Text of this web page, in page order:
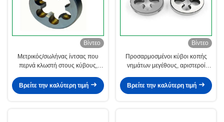
Βίντεο
Μετρικός/σωλήνας ίντσας που
περνά κλωστή στους κύβους,
ίντσας που ντύνεται
Βρείτε την καλύτερη τιμή
Βίντεο
Προσαρμοσμένοι κύβοι κοπής
νημάτων μεγέθους, αριστεροί
εξωτερικών νημάτων
Βρείτε την καλύτερη τιμή